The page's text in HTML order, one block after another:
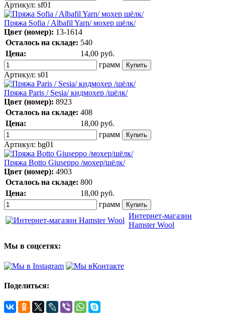
Артикул: sf01
Пряжа Sofia / Albafil Yarn/ мохер шёлк/
Цвет (номер): 13-1614
Осталось на складе: 540
Цена:
14,00 руб.
грамм
Артикул: s01
Пряжа Paris / Sesia/ кидмохер /шёлк/
Цвет (номер): 8923
Осталось на складе: 408
Цена:
18,00 руб.
грамм
Артикул: bg01
Пряжа Botto Giuseppo /мохер/шёлк/
Цвет (номер): 4903
Осталось на складе: 800
Цена:
18,00 руб.
грамм
Интернет-магазин
Hamster Wool
Мы в соцсетях:
Поделиться: